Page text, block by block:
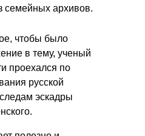
семейных архивов.
чтобы было
в тему, ученый
проехался по
русской
эскадры
.